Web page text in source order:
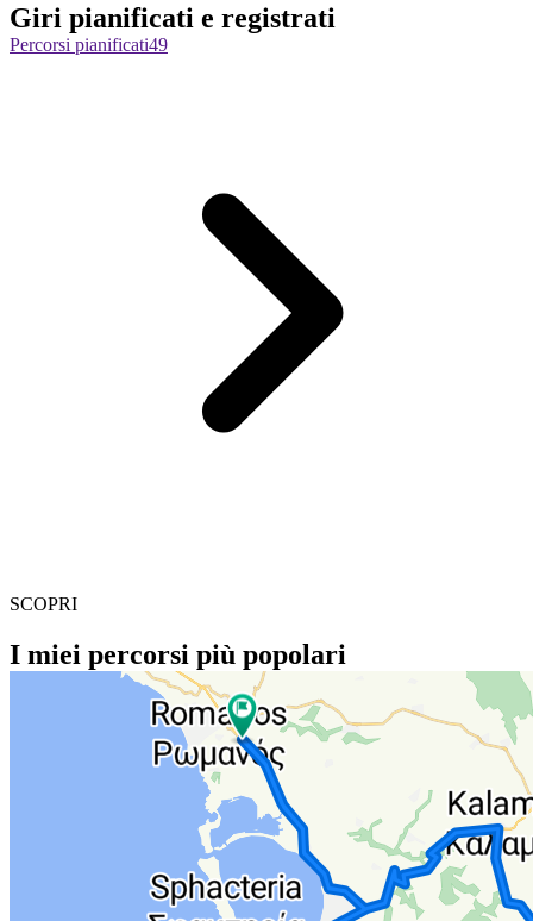
Giri pianificati e registrati
Percorsi pianificati49
SCOPRI
I miei percorsi più popolari